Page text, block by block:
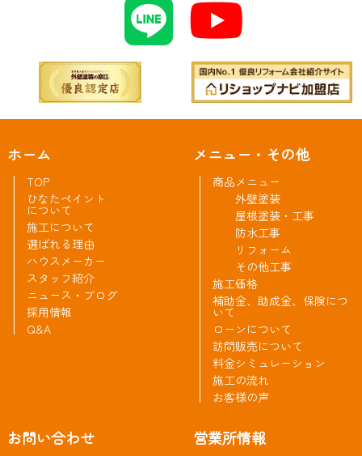
ホーム
TOP
ひなたペイント
について
施工について
選ばれる理由
ハウスメーカー
スタッフ紹介
ニュース・ブログ
採用情報
Q&A
メニュー・その他
商品メニュー
外壁塗装
屋根塗装・工事
防水工事
リフォーム
その他工事
施工価格
補助金、助成金、保険につ
いて
ローンについて
訪問販売について
料金シミュレーション
施工の流れ
お客様の声
お問い合わせ 営業所情報